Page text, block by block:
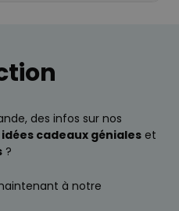
des infos sur nos
idées cadeaux géniales et
?
à notre